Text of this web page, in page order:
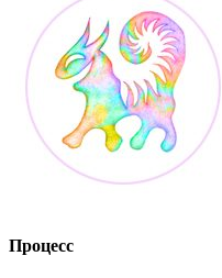
Процесс